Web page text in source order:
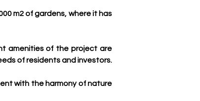
m2 of gardens, where it has
amenities of the project are
of residents and investors.
with the harmony of nature